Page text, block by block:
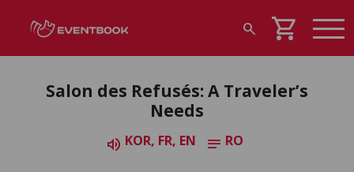
search shopping_cart
Salon des Refusés: A Traveler’s
Needs
volume_up KOR, FR, EN notes RO